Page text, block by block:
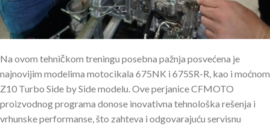
Na ovom tehničkom treningu posebna pažnja posvećena je
najnovijim modelima motocikala 675NK i 675SR-R, kao i moćnom
Z10 Turbo Side by Side modelu. Ove perjanice CFMOTO
proizvodnog programa donose inovativna tehnološka rešenja i
vrhunske performanse, što zahteva i odgovarajuću servisnu